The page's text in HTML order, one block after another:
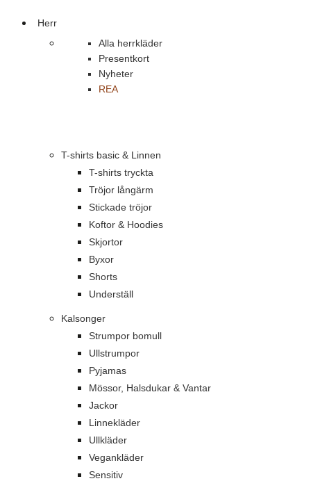
Herr
Alla herrkläder
Presentkort
Nyheter
REA
T-shirts basic & Linnen
T-shirts tryckta
Tröjor långärm
Stickade tröjor
Koftor & Hoodies
Skjortor
Byxor
Shorts
Underställ
Kalsonger
Strumpor bomull
Ullstrumpor
Pyjamas
Mössor, Halsdukar & Vantar
Jackor
Linnekläder
Ullkläder
Vegankläder
Sensitiv